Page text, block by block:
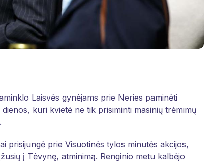
Laisvės gynėjams prie Neries paminėti
kuri kvietė ne tik prisiminti masinių trėmimų
prisijungė prie Visuotinės tylos minutės akcijos,
į Tėvynę, atminimą. Renginio metu kalbėjo